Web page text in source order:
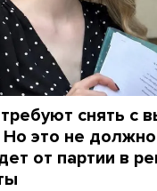
снять с
Но это не
от партии в